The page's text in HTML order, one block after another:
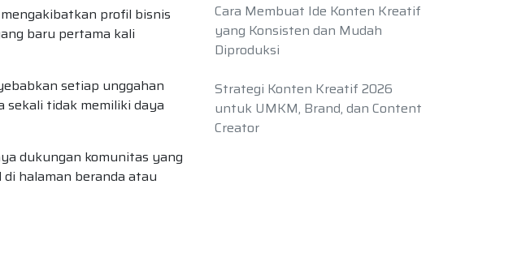
profil bisnis
baru pertama kali
setiap unggahan
sekali tidak memiliki daya
dukungan komunitas yang
halaman beranda atau
Cara Membuat Ide Konten Kreatif
yang Konsisten dan Mudah
Diproduksi
Strategi Konten Kreatif 2026
untuk UMKM, Brand, dan Content
Creator